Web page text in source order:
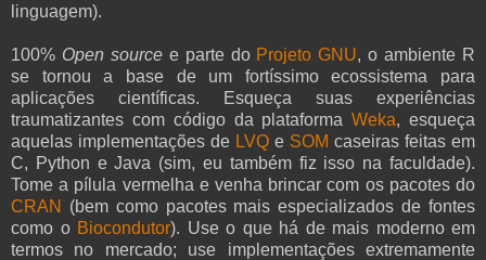
linguagem).
100% Open source e parte do Projeto GNU, o ambiente R
se tornou a base de um fortíssimo ecossistema para
aplicações científicas. Esqueça suas experiências
traumatizantes com código da plataformaWeka, esqueça
aquelas implementações de LVQ e SOM caseiras feitas em
C, Python e Java (sim, eu também fiz isso na faculdade).
Tome a pílula vermelha e venha brincar com os pacotes do
CRAN
(bem como pacotes mais especializados de fontes
como o Biocondutor). Use o que há de mais moderno em
termos no mercado; use implementações extremamente